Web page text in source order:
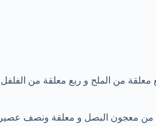
من الملح و ربع معلقة من